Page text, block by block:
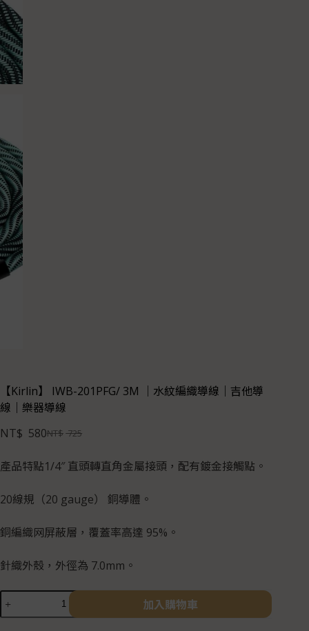
【Kirlin】 IWB-201PFG/ 3M ｜水紋編織導線｜吉他導
線｜樂器導線
NT$725
NT$ 580
產品特點1/4″ 直頭轉直角金屬接頭，配有鍍金接觸點。
20線規（20 gauge） 銅導體。
銅編織网屏蔽層，覆蓋率高達 95%。
針織外殼，外徑為 7.0mm。
加入購物車